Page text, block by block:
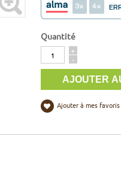
3 4
Quantité
Quantité
+
-
Ajouter à mes favoris